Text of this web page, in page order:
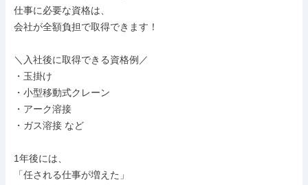
仕事に必要な資格は、
会社が全額負担で取得できます！
＼入社後に取得できる資格例／
・玉掛け
・小型移動式クレーン
・アーク溶接
・ガス溶接 など
1年後には、
「任される仕事が増えた」